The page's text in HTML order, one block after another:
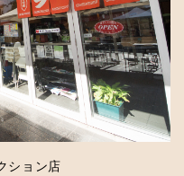
ション店